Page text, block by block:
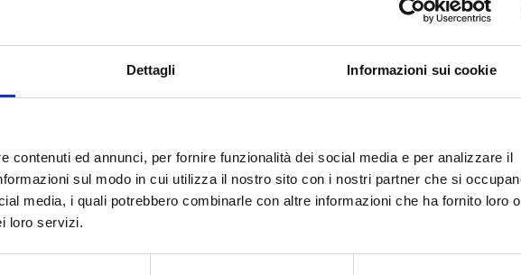
Dettagli Informazioni sui cookie
contenuti ed annunci, per fornire funzionalità dei social media e per analizzare il
sul modo in cui utilizza il nostro sito con i nostri partner che si
media, i quali potrebbero combinarle con altre informazioni che ha fornito loro o
loro servizi.
22,50 €30,00 €